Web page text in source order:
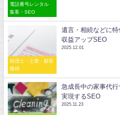
電話番号レンタル
集客・SEO
税理士・士業・顧客
獲得
遺言・相続などに特
収益アップSEO
2025.12.01
急成長中の家事代
実現するSEO
2025.11.23